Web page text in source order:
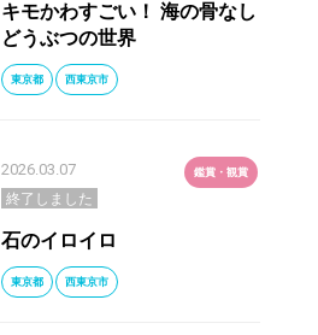
キモかわすごい！ 海の骨なし
どうぶつの世界
東京都 西東京市
2026.03.07 鑑賞・観賞
終了しました
石のイロイロ
東京都 西東京市